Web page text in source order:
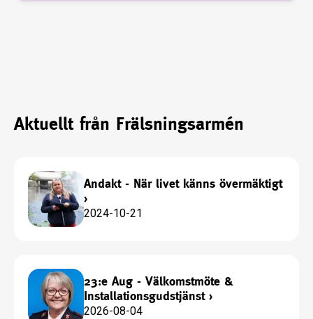
Aktuellt från Frälsningsarmén
Andakt - När livet känns övermäktigt
›
2024-10-21
23:e Aug - Välkomstmöte &
Installationsgudstjänst›
2026-08-04